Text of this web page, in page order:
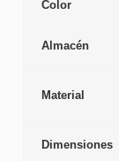
Color
Almacén
Material
Dimensiones